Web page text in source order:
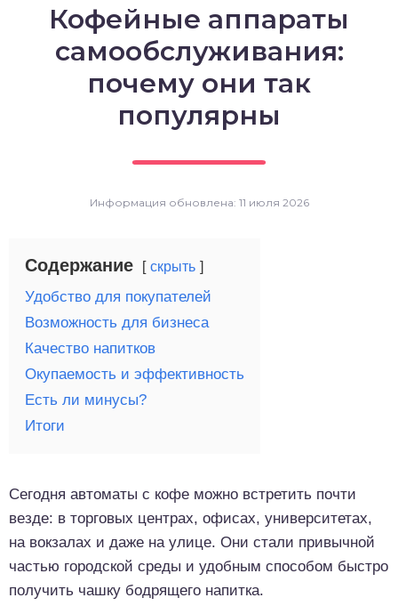
Кофейные аппараты
самообслуживания:
почему они так
популярны
Информация обновлена: 11 июля 2026
Содержание скрыть
Удобство для покупателей
Возможность для бизнеса
Качество напитков
Окупаемость и эффективность
Есть ли минусы?
Итоги
Сегодня автоматы с кофе можно встретить почти
везде: в торговых центрах, офисах, университетах,
на вокзалах и даже на улице. Они стали привычной
частью городской среды и удобным способом быстро
получить чашку бодрящего напитка.
выпечка